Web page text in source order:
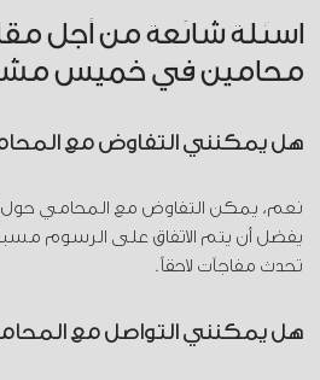
اسئلة شائعة من أجل
محامين في خميس
هل يمكنني التفاوض مع
نعم، يمكن التفاوض مع المحامي حول
يفضل أن يتم الاتفاق على الرسوم
تحدث مفاجآت لاحقاً.
هل يمكنني التواصل مع المحامي